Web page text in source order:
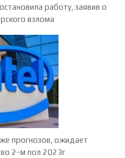
работу, заявив о
взлома
прогнозов, ожидает
2-м пол 2023г